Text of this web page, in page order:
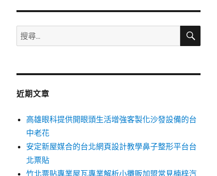
章:
搜
尋
鍵
搜
近期文章
高雄眼科提供開眼頭生活增強客製化沙發設備的台
中老花
安定新屋媒合的台北網頁設計教學鼻子整形平台台
北票貼
竹北票貼專業屋瓦專業解析小攤販加盟常見楠梓汽